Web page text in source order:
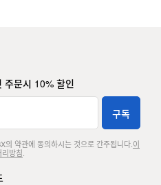
주문시 10% 할인
구독
의 약관에 동의하시는 것으로 간주됩니다. 이
방침